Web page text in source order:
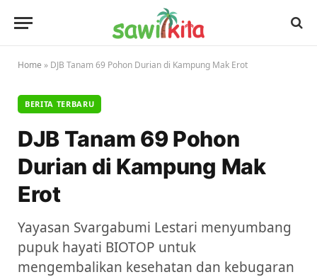
Home » DJB Tanam 69 Pohon Durian di Kampung Mak Erot
BERITA TERBARU
DJB Tanam 69 Pohon
Durian di Kampung Mak
Erot
Yayasan Svargabumi Lestari menyumbang
pupuk hayati BIOTOP untuk
mengembalikan kesehatan dan kebugaran